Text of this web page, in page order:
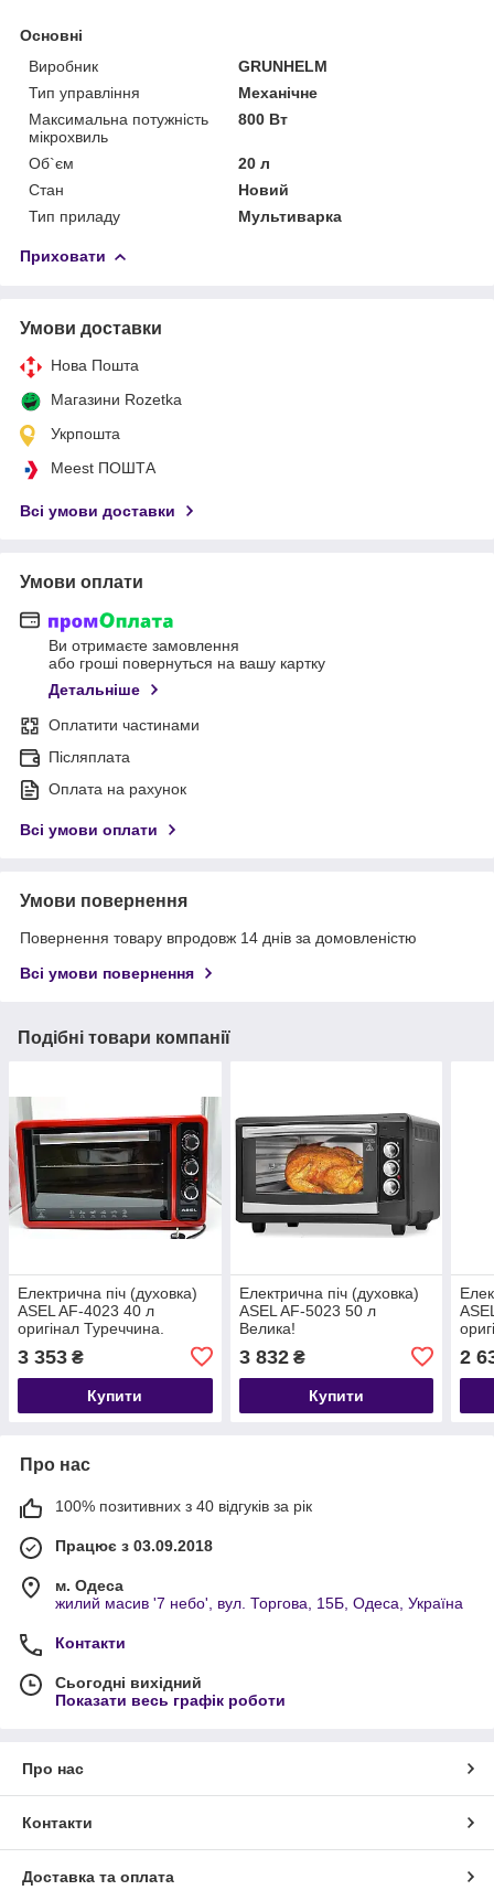
Основні
Виробник
GRUNHELM
Тип управління
Механічне
Максимальна потужність
мікрохвиль
800 Вт
Об`єм
20 л
Стан
Новий
Тип приладу
Мультиварка
Приховати
Умови доставки
Нова Пошта
Магазини Rozetka
Укрпошта
Meest ПОШТА
Всі умови доставки
Умови оплати
Ви отримаєте замовлення
або гроші повернуться на вашу картку
Детальніше
Оплатити частинами
Післяплата
Оплата на рахунок
Всі умови оплати
Умови повернення
Повернення товару впродовж 14 днів за домовленістю
Всі умови повернення
Подібні товари компанії
Електрична піч (духовка)
ASEL AF-4023 40 л
оригінал Туреччина.
3 353 ₴
Купити
Електрична піч (духовка)
ASEL AF-5023 50 л
Велика!
3 832₴
Купити
2
Про нас
100% позитивних з 40 відгуків за рік
Працює з 03.09.2018
м. Одеса
жилий масив '7 небо', вул. Торгова, 15Б, Одеса, Україна
Контакти
Сьогодні вихідний
Показати весь графік роботи
Про нас
Контакти
Доставка та оплата